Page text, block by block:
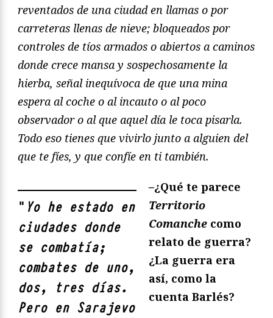
reventados de una ciudad en llamas o por
carreteras llenas de nieve; bloqueados por
controles de tíos armados o abiertos a caminos
donde crece mansa y sospechosamente la
hierba, señal inequívoca de que una mina
espera al coche o al incauto o al poco
observador o al que aquel día le toca pisarla.
Todo eso tienes que vivirlo junto a alguien del
que te fíes, y que confíe en ti también.
" Yo he estado en
ciudades donde
se combatía;
combates de uno,
dos, tres días.
Pero en Sarajevo
–¿Qué te parece
Territorio
Comanche como
relato de guerra?
¿La guerra era
así, como la
cuenta Barlés?